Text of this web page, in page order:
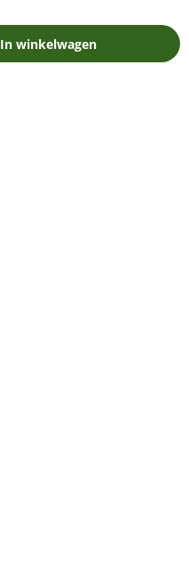
In winkelwagen